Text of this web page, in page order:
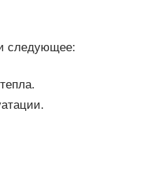
следующее: